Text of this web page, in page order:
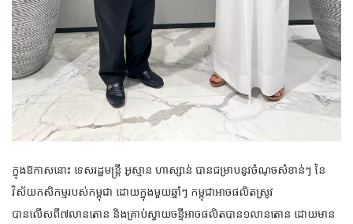
ក្នុងឱកាសនោះ ទេសរដ្ឋមន្ត្រី អូស្មាន ហាស្សាន់ បានជម្រាបនូវចំណុចសំខាន់ៗ នៃ
វិស័យកសិកម្មរបស់កម្ពុជា ដោយក្នុងមួយឆ្នាំៗ កម្ពុជាអាចផលិតស្រូវ
បានលើសពី៧លានតោន និងគ្រាប់ស្វាយចន្ទីអាចផលិតបាន១លានតោន ដោយមាន